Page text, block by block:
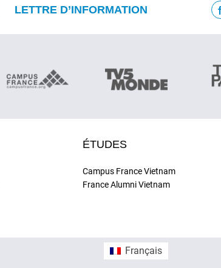
LETTRE D’INFORMATION
ÉTUDES
Campus France Vietnam
France Alumni Vietnam
Français